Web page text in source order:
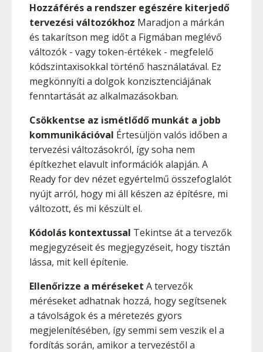
Hozzáférés a rendszer egészére kiterjedő
tervezési változókhoz Maradjon a márkán
és takarítson meg időt a Figmában meglévő
változók - vagy token-értékek - megfelelő
kódszintaxisokkal történő használatával. Ez
megkönnyíti a dolgok konzisztenciájának
fenntartását az alkalmazásokban.
Csökkentse az ismétlődő munkát a jobb
kommunikációval Értesüljön valós időben a
tervezési változásokról, így soha nem
építkezhet elavult információk alapján. A
Ready for dev nézet egyértelmű összefoglalót
nyújt arról, hogy mi áll készen az építésre, mi
változott, és mi készült el.
Kódolás kontextussal Tekintse át a tervezők
megjegyzéseit és megjegyzéseit, hogy tisztán
lássa, mit kell építenie.
Ellenőrizze a méréseket A tervezők
méréseket adhatnak hozzá, hogy segítsenek
a távolságok és a méretezés gyors
megjelenítésében, így semmi sem veszik el a
fordítás során, amikor a tervezéstől a